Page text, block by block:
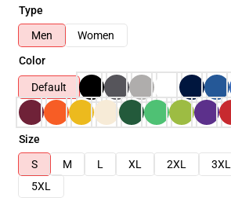
Type
Men
Women
Color
Default
Size
S
M L XL 2XL 3XL
5XL